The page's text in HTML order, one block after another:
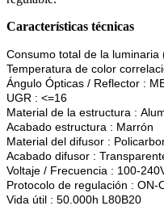
Características técnicas
Consumo total de la luminaria
Temperatura de color
Ángulo Ópticas / Reflector :
UGR : <=16
Material de la estructura :
Acabado estructura : Marrón
Material del difusor :
Acabado difusor :
Voltaje / Frecuencia : 100-
Protocolo de regulación : ON-
Vida útil : 50.000h L80B20